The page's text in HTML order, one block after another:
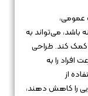
می‌تواند به
کند. طراحی
افراد را به
از
را کاهش دهند،